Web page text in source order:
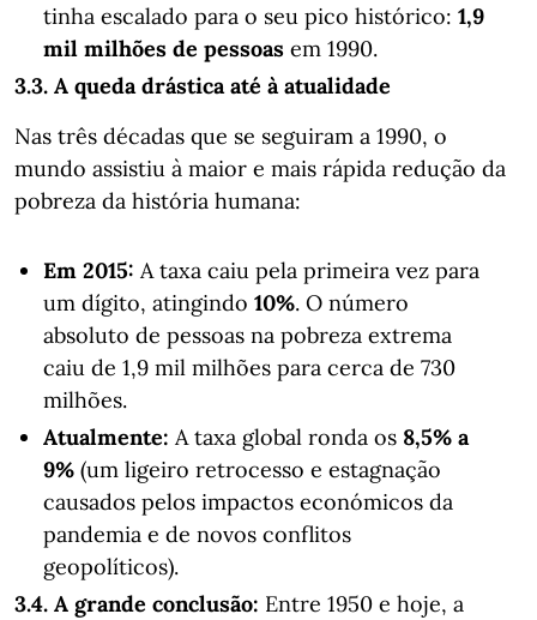
tinha escalado para o seu pico histórico: 1,9
mil milhões de pessoas em 1990.
3.3. A queda drástica até à atualidade
Nas três décadas que se seguiram a 1990, o
mundo assistiu à maior e mais rápida redução da
pobreza da história humana:
Em 2015: A taxa caiu pela primeira vez para
um dígito, atingindo 10%. O número
absoluto de pessoas na pobreza extrema
caiu de 1,9 mil milhões para cerca de 730
milhões.
Atualmente: A taxa global ronda os 8,5% a
9% (um ligeiro retrocesso e estagnação
causados pelos impactos económicos da
pandemia e de novos conflitos
geopolíticos).
3.4. A grande conclusão: Entre 1950 e hoje, a